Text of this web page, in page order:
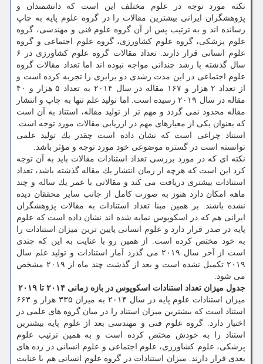
نكته مورد توجه در علوم مختلف این است كه دانشمندان و
پژوهشگران ایرانی بیشترین مقالات را در گروه علوم پایه به چاپ
رسانده اند و به ترتیب پس از آن گروه علوم فنی و مهندسی، گروه
علوم پزشكی، گروه علوم كشاورزی، گروه علوم اجتماعی و گروه
علوم انسانی قرار دارند. تعداد مقالات گروه علوم كشاورزی در ۶
سال گذشته با رشد چندانی مواجه نبوده اند اما تعداد مقالات گروه
علوم اجتماعی در این مدت رشدی دو برابری را تجربه كرده است و
از تعداد ۲ هزار و ۱۶۷ مقاله در سال ۲۰۱۴ به تعداد ۵ هزار و ۴۰
مقاله در سال ۲۰۱۹ رسیده است. اما تولید علم تنها به چاپ و انتشار
مقاله محدود نمی گردد و مهم تر از تولید مقاله، استناد به آن است
كه بعنوان یكی از معیارهای مهم در ارزیابی مقالات مورد توجه است.
استناد چراغی است كه نشان داده است چقدر یك تولید علمی
توانسته است در گستره موضوعی خود مورد توجه و مؤثر باشد.
نكته ای كه در مورد بررسی تعداد استنادات مقالات باید به آن توجه
كرد این است كه هرچه از زمان انتشار یك مقاله گذشته باشد، تعداد
استنادات بیشتری دریافت می كند و مقالاتی با عمر یك ساله و چند
ماهه امكان دارد هنوز به صورت كامل از جانب سایر محققان دیده
نشده باشند. بر همین مبنا تعداد استنادات به مقالات پژوهشگران
ایرانی هم كه در اسكوپوس نمایه شده اند نشان داده است كه علوم
پایه در صدر قرار دارد و علوم انسانی پایین ترین میزان استنادات را
به خود مختص كرده است. از همین رو با عنایت به این كه چندی
است از آخر سال ۲۰۱۹ می گذرد آمار استنادات و تولید علم سال
۲۰۱۹ تكمیل نشده است و بعد از گذشت چند ماه از ۲۰۱۹ مشخص
می شود.
جدول میزان تعداد استنادات اسكوپوس در بازه زمانی ۲۰۱۴ تا ۲۰۱۹
میزان استنادات علوم پایه در سال ۲۰۱۴ به میزان ۳۳۵ هزار و ۶۶۳
استناد است كه بیشترین میزان استناد را در میان گروه های علمی در
اختیار دارد. گروه علوم فنی و مهندسی بعد از علوم پایه بیشترین
استناد را به خودش مختص كرده است و به همین ترتیب علوم
پزشكی، علوم كشاورزی، علوم اجتماعی و علوم انسانی در رده های
بعدی قرار دارند. میزان استنادات در گروه علوم انسانی هم با عنایت